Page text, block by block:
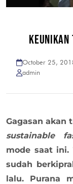
October 25,
admin
Gagasan akan
sustainable
mode saat ini.
sudah
lalu. Purana